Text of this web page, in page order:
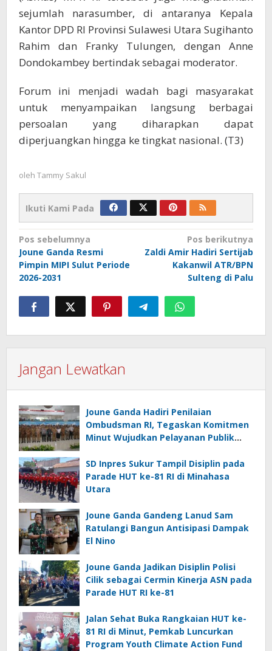
sejumlah narasumber, di antaranya Kepala
Kantor DPD RI Provinsi Sulawesi Utara Sugihanto
Rahim dan Franky Tulungen, dengan Anne
Dondokambey bertindak sebagai moderator.
Forum ini menjadi wadah bagi masyarakat
untuk menyampaikan langsung berbagai
persoalan yang diharapkan dapat
diperjuangkan hingga ke tingkat nasional. (T3)
oleh Tammy Sakul
Ikuti Kami Pada
Navigasi
pos
Pos sebelumnya
Joune Ganda Resmi
Pimpin MIPI Sulut Periode
2026-2031
Pos berikutnya
Zaldi Amir Hadiri Sertijab
Kakanwil ATR/BPN
Sulteng di Palu
Jangan Lewatkan
Joune Ganda Hadiri Penilaian
Ombudsman RI, Tegaskan Komitmen
Minut Wujudkan Pelayanan Publik
SD Inpres Sukur Tampil Disiplin pada
Parade HUT ke-81 RI di Minahasa
Utara
Joune Ganda Gandeng Lanud Sam
Ratulangi Bangun Antisipasi Dampak
El Nino
Joune Ganda Jadikan Disiplin Polisi
Cilik sebagai Cermin Kinerja ASN pada
Parade HUT RI ke-81
Jalan Sehat Buka Rangkaian HUT ke-
81 RI di Minut, Pemkab Luncurkan
Program Youth Climate Action Fund